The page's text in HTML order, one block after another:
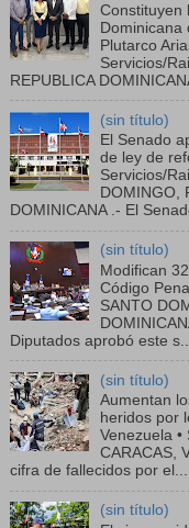
Constituyen
Dominicana
Plutarco
Servicios/
REPUBLICA
(sin título)
El Senado
de ley de
Servicios/
DOMINGO,
DOMINICANA .- El
(sin título)
Modifican
Código
SANTO
Diputados aprobó este s...
(sin título)
Aumentan
heridos por
Venezuela •
CARACAS,
cifra de fallecidos por el...
(sin título)